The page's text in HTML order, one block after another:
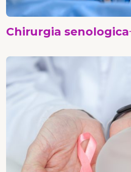
Chirurgia senologica
Chirurgia plastica